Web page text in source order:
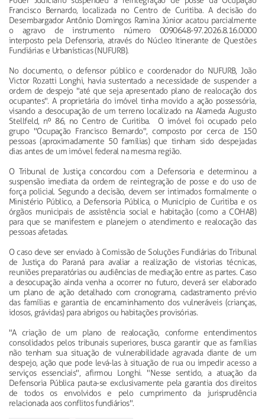
Francisco Bernardo, localizada no Centro de Curitiba. A decisão do
Desembargador Antônio Domingos Ramina Júnior acatou parcialmente
o agravo de instrumento número 0090648-97.2026.8.16.0000
interposto pela Defensoria, através do Núcleo Itinerante de Questões
Fundiárias e Urbanísticas (NUFURB).
No documento, o defensor público e coordenador do NUFURB, João
Victor Rozatti Longhi, havia sustentado a necessidade de suspender a
ordem de despejo "até que seja apresentado plano de realocação dos
ocupantes". A proprietária do imóvel tinha movido a ação possessória,
visando a desocupação de um terreno localizado na Alameda Augusto
Stellfeld, nº 86, no Centro de Curitiba. O imóvel foi ocupado pelo
grupo "Ocupação Francisco Bernardo", composto por cerca de 150
pessoas (aproximadamente 50 famílias) que tinham sido despejadas
dias antes de um imóvel federal na mesma região.
O Tribunal de Justiça concordou com a Defensoria e determinou a
suspensão imediata da ordem de reintegração de posse e do uso de
força policial. Segundo a decisão, devem ser intimados formalmente o
Ministério Público, a Defensoria Pública, o Município de Curitiba e os
órgãos municipais de assistência social e habitação (como a COHAB)
para que se manifestem e planejem o atendimento e realocação das
pessoas afetadas.
O caso deve ser enviado à Comissão de Soluções Fundiárias do Tribunal
de Justiça do Paraná para avaliar a realização de vistorias técnicas,
reuniões preparatórias ou audiências de mediação entre as partes. Caso
a desocupação ainda venha a ocorrer no futuro, deverá ser elaborado
um plano de ação detalhado com cronograma, cadastramento prévio
das famílias e garantia de encaminhamento dos vulneráveis (crianças,
idosos, grávidas) para abrigos ou habitações provisórias.
"A criação de um plano de realocação, conforme entendimentos
consolidados pelos tribunais superiores, busca garantir que as famílias
não tenham sua situação de vulnerabilidade agravada diante de um
despejo, ação que pode levá-las à situação de rua ou impedir acesso a
serviços essenciais", afirmou Longhi. "Nesse sentido, a atuação da
Defensoria Pública pauta-se exclusivamente pela garantia dos direitos
de todos os envolvidos e pelo cumprimento da jurisprudência
relacionada aos conflitos fundiários".